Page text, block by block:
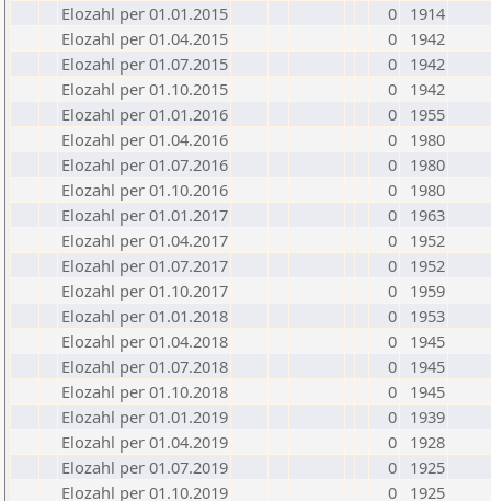
Elozahl per 01.01.2015
0
1914
Elozahl per 01.04.2015
0
1942
Elozahl per 01.07.2015
0
1942
Elozahl per 01.10.2015
0
1942
Elozahl per 01.01.2016
0
1955
Elozahl per 01.04.2016
0
1980
Elozahl per 01.07.2016
0
1980
Elozahl per 01.10.2016
0
1980
Elozahl per 01.01.2017
0
1963
Elozahl per 01.04.2017
0
1952
Elozahl per 01.07.2017
0
1952
Elozahl per 01.10.2017
0
1959
Elozahl per 01.01.2018
0
1953
Elozahl per 01.04.2018
0
1945
Elozahl per 01.07.2018
0
1945
Elozahl per 01.10.2018
0
1945
Elozahl per 01.01.2019
0
1939
Elozahl per 01.04.2019
0
1928
Elozahl per 01.07.2019
0
1925
Elozahl per 01.10.2019
0
1925